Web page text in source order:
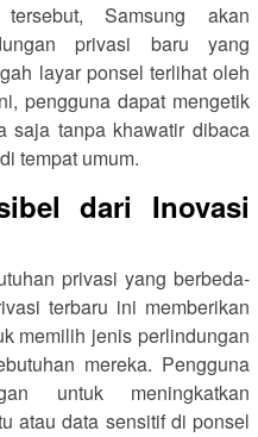
Samsung akan
privasi baru yang
layar ponsel terlihat oleh
pengguna dapat mengetik
saja tanpa khawatir dibaca
tempat umum.
dari Inovasi
privasi yang berbeda-
terbaru ini memberikan
memilih jenis perlindungan
mereka. Pengguna
untuk meningkatkan
atau data sensitif di ponsel